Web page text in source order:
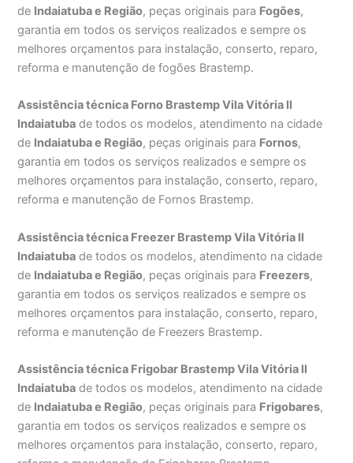
de Indaiatuba e Região, peças originais para Fogões,
garantia em todos os serviços realizados e sempre os
melhores orçamentos para instalação, conserto, reparo,
reforma e manutenção de fogões Brastemp.
Assistência técnica Forno Brastemp Vila Vitória II
Indaiatuba de todos os modelos, atendimento na cidade
de Indaiatuba e Região, peças originais para Fornos,
garantia em todos os serviços realizados e sempre os
melhores orçamentos para instalação, conserto, reparo,
reforma e manutenção de Fornos Brastemp.
Assistência técnica Freezer Brastemp Vila Vitória II
Indaiatuba de todos os modelos, atendimento na cidade
de Indaiatuba e Região, peças originais para Freezers,
garantia em todos os serviços realizados e sempre os
melhores orçamentos para instalação, conserto, reparo,
reforma e manutenção de Freezers Brastemp.
Assistência técnica Frigobar Brastemp Vila Vitória II
Indaiatuba de todos os modelos, atendimento na cidade
de Indaiatuba e Região, peças originais para Frigobares,
garantia em todos os serviços realizados e sempre os
melhores orçamentos para instalação, conserto, reparo,